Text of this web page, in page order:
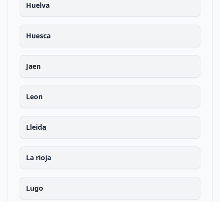
Huelva
Huesca
Jaen
Leon
Lleida
La rioja
Lugo